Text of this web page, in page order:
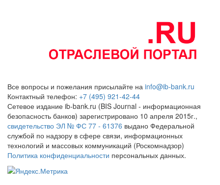
Все вопросы и пожелания присылайте на info@ib-bank.ru
Контактный телефон: +7 (495) 921-42-44
Сетевое издание ib-bank.ru (BIS Journal - информационная
безопасность банков) зарегистрировано 10 апреля 2015г.,
свидетельство ЭЛ № ФС 77 - 61376 выдано Федеральной
службой по надзору в сфере связи, информационных
технологий и массовых коммуникаций (Роскомнадзор)
Политика конфиденциальности персональных данных.